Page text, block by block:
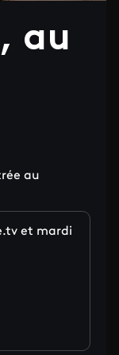
au
au
et mardi